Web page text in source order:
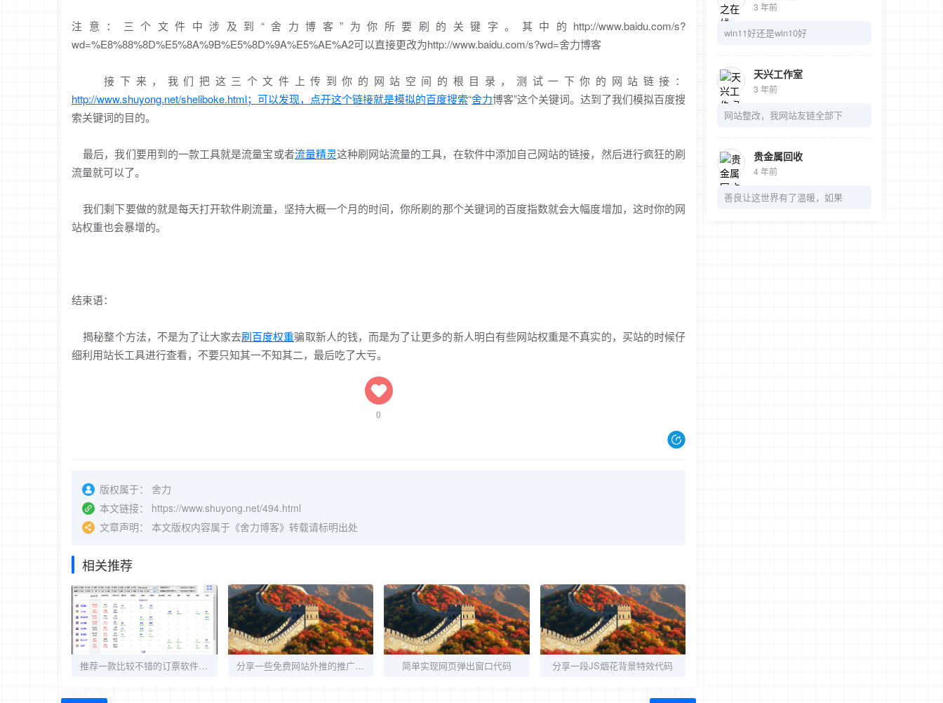
注意：三个文件中涉及到“舍力博客”为你所要刷的关键字。其中的http://www.baidu.com/s?
wd=%E8%88%8D%E5%8A%9B%E5%8D%9A%E5%AE%A2可以直接更改为http://www.baidu.com/s?wd=舍力博客
接下来，我们把这三个文件上传到你的网站空间的根目录，测试一下你的网站链接：
http://www.shuyong.net/sheliboke.html；可以发现，点开这个链接就是模拟的百度搜索“舍力博客”这个关键词。达到了我们模拟百度搜
索关键词的目的。
最后，我们要用到的一款工具就是流量宝或者流量精灵这种刷网站流量的工具，在软件中添加自己网站的链接，然后进行疯狂的刷
流量就可以了。
我们剩下要做的就是每天打开软件刷流量，坚持大概一个月的时间，你所刷的那个关键词的百度指数就会大幅度增加，这时你的网
站权重也会暴增的。
结束语：
揭秘整个方法，不是为了让大家去刷百度权重骗取新人的钱，而是为了让更多的新人明白有些网站权重是不真实的，买站的时候仔
细利用站长工具进行查看，不要只知其一不知其二，最后吃了大亏。
0
版权属于：
舍力
本文链接：
https://www.shuyong.net/494.html
文章声明：
本文版权内容属于《舍力博客》转载请标明出处
相关推荐
推荐一款比较不错的订票软件 - 12306订票助手.net 分享一些免费网站外推的推广方法 简单实现网页弹出窗口代码 分享一段JS烟花背景特效代码
3 年前
win11好还是win10好
天兴工作室
3 年前
网站整改，我网站友链全部下了，麻烦我的链接也可
贵金属回收
4 年前
善良让这世界有了温暖，如果都是冷漠，那多无趣